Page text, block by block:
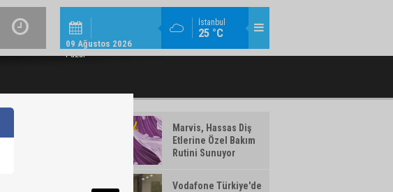
İstanbul
25 °C
09 Ağustos 2026
Pazar
KURUMSAL / 11:08
İŞ BANKASI GRUBU ÜST YÖNETIMINDE GÖREV DEĞIŞIMI
VAKIFBANK’IN AKTIF BÜYÜKLÜĞÜ
Marvis, Hassas Diş
Etlerine Özel Bakım
Rutini Sunuyor
Vodafone Türkiye'de